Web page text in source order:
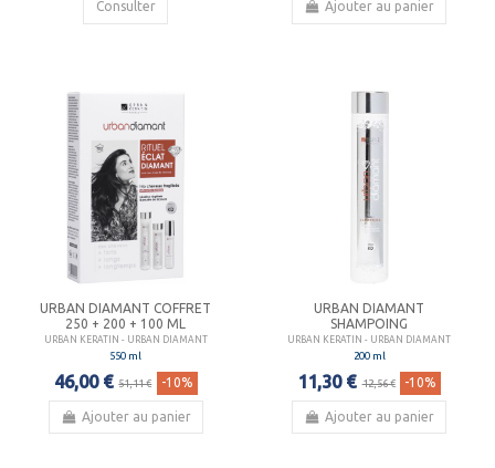
Consulter Ajouter au panier
URBAN DIAMANT COFFRET
250 + 200 + 100 ML
URBAN KERATIN - URBAN DIAMANT
550 ml
46,00 € 51,11 € -10%
Ajouter au panier
URBAN DIAMANT
SHAMPOING
URBAN KERATIN - URBAN DIAMANT
200 ml
11,30 € 12,56 € -10%
Ajouter au panier